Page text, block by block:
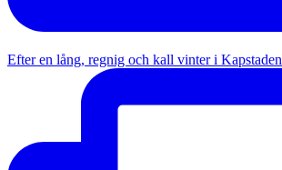
Efter en lång, regnig och kall vinter i Kapstaden